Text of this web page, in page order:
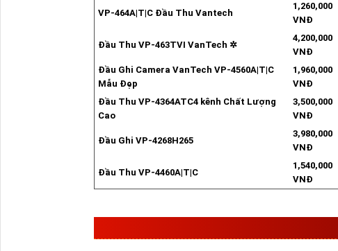
VP-464A|T|C Đầu Thu Vantech
1,260,000
VNĐ
Đầu Thu VP-463TVI VanTech ✲
4,200,000
VNĐ
Đầu Ghi Camera VanTech VP-4560A|T|C
Mẫu Đẹp
1,960,000
VNĐ
Đầu Thu VP-4364ATC4 kênh Chất Lượng
Cao
3,500,000
VNĐ
Đầu Ghi VP-4268H265
3,980,000
VNĐ
Đầu Thu VP-4460A|T|C
1,540,000
VNĐ